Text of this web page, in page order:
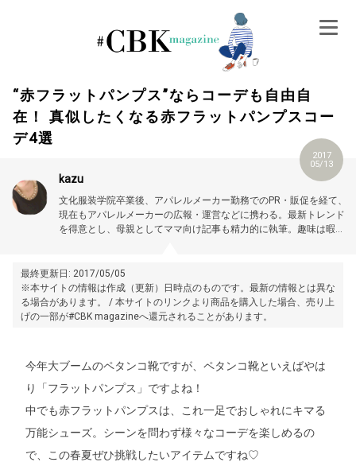
“赤フラットパンプス”ならコーデも自由自
在！ 真似したくなる赤フラットパンプスコー
デ4選
2017
05/13
kazu
文化服装学院卒業後、アパレルメーカー勤務でのPR・販促を経て、
現在もアパレルメーカーの広報・運営などに携わる。最新トレンド
を得意とし、母親としてママ向け記事も精力的に執筆。趣味は暇さ
https://magazine.cubki.jp/articles/70524562.html
最終更新日: 2017/05/05
※本サイトの情報は作成（更新）日時点のものです。最新の情報とは異な
る場合があります。 / 本サイトのリンクより商品を購入した場合、売り上
げの一部が#CBK magazineへ還元されることがあります。
今年大ブームのペタンコ靴ですが、ペタンコ靴といえばやは
り「フラットパンプス」ですよね！
中でも赤フラットパンプスは、これ一足でおしゃれにキマる
万能シューズ。シーンを問わず様々なコーデを楽しめるの
で、この春夏ぜひ挑戦したいアイテムですね♡